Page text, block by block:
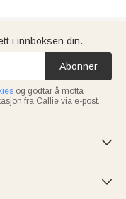
i innboksen din.
Abonner
og godtar å motta
fra Callie via e-post.

